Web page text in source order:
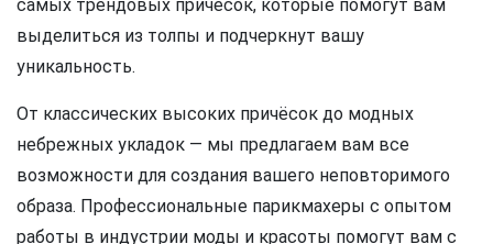
самых трендовых причесок, которые помогут вам
выделиться из толпы и подчеркнут вашу
уникальность.
От классических высоких причёсок до модных
небрежных укладок — мы предлагаем вам все
возможности для создания вашего неповторимого
образа. Профессиональные парикмахеры с опытом
работы в индустрии моды и красоты помогут вам с